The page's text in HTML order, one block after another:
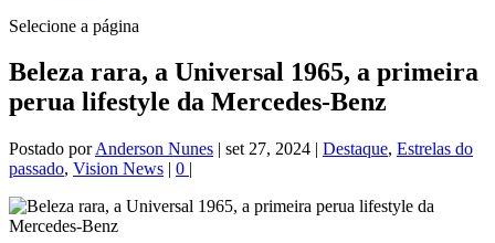
Selecione a página
Beleza rara, a Universal 1965, a primeira
perua lifestyle da Mercedes-Benz
Postado porAnderson Nunes | set 27, 2024 | Destaque, Estrelas do
passado, Vision News | 0 |